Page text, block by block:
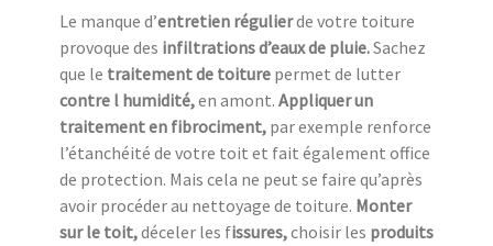
Le manque d’entretien régulierde votre toiture
provoque des infiltrations d’eaux de pluie.Sachez
que le traitement de toiture permet de lutter
contre l humidité,en amont. Appliquer un
traitement en fibrociment, par exemple renforce
l’étanchéité de votre toit et fait également office
de protection. Mais cela ne peut se faire qu’après
avoir procéder au nettoyage de toiture. Monter
sur le toit,déceler les fissures,choisir les produits